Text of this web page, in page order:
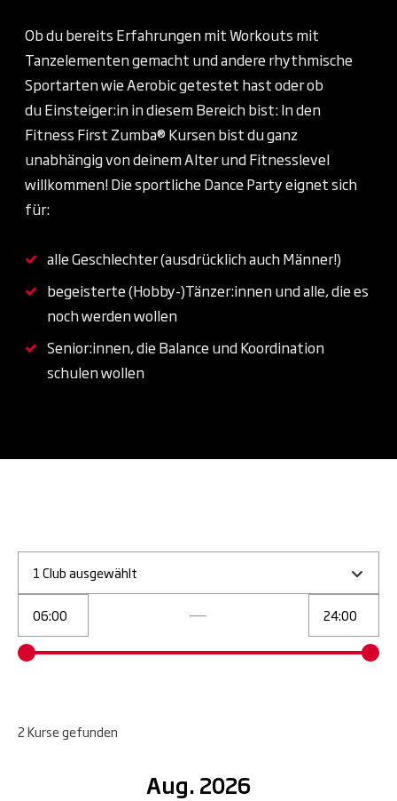
Ob du bereits Erfahrungen mit Workouts mit
Tanzelementen gemacht und andere rhythmische
Sportarten wie Aerobic getestet hast oder ob
du Einsteiger:in in diesem Bereich bist: In den
Fitness First Zumba® Kursen bist du ganz
unabhängig von deinem Alter und Fitnesslevel
willkommen! Die sportliche Dance Party eignet sich
für:
alle Geschlechter (ausdrücklich auch Männer!)
begeisterte (Hobby-)Tänzer:innen und alle, die es
noch werden wollen
Senior:innen, die Balance und Koordination
schulen wollen
1 Club ausgewählt
2Kursegefunden
Aug. 2026